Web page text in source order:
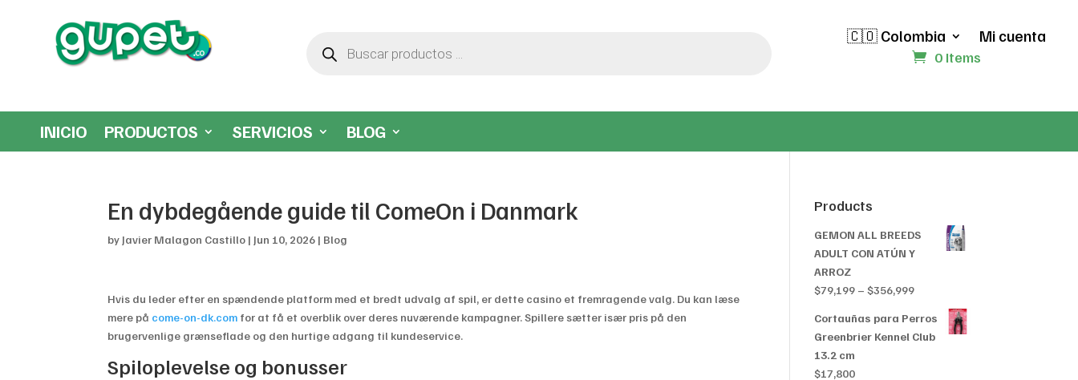
productos
🇨🇴 Colombia Mi cuenta
0 Items
INICIO PRODUCTOS SERVICIOS BLOG
En dybdegående guide til ComeOn i Danmark
by Javier Malagon Castillo | Jun 10, 2026 | Blog
Hvis du leder efter en spændende platform med et bredt udvalg af spil, er dette casino et fremragende valg. Du kan læse
mere på come-on-dk.com for at få et overblik over deres nuværende kampagner. Spillere sætter især pris på den
brugervenlige grænseflade og den hurtige adgang til kundeservice.
Spiloplevelse og bonusser
Products
GEMON ALL BREEDS
ADULT CON ATÚN Y
ARROZ
$79,199 – $356,999Price
range:
$79,199
through
Cortauñas para Perros
Greenbrier Kennel Club
13.2 cm
$17,800